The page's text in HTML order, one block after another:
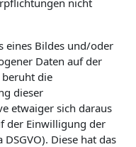
nicht
eines Bildes und/oder
Daten auf der
die
dieser
etwaiger sich daraus
der Einwilligung der
Diese hat das